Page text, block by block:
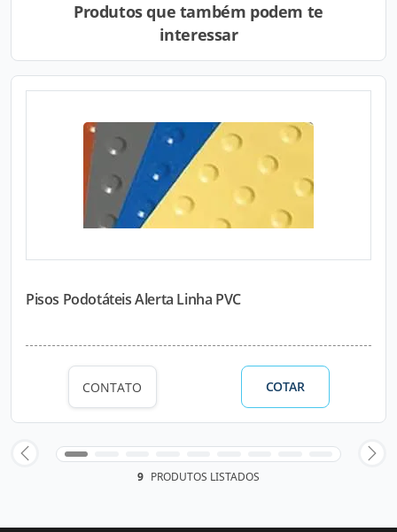
Produtos que também podem te
interessar
Pisos Podotáteis Alerta Linha PVC
CONTATO COTAR
9 PRODUTOS LISTADOS